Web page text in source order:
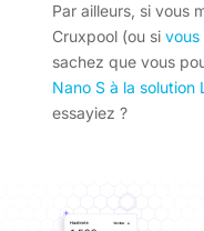
Par ailleurs, si vous
Cruxpool (ou si vous
sachez que vous
Nano S à la solution
essayiez ?